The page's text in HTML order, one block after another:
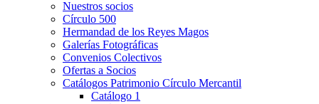
Nuestros socios
Círculo 500
Hermandad de los Reyes Magos
Galerías Fotográficas
Convenios Colectivos
Ofertas a Socios
Catálogos Patrimonio Círculo Mercantil
Catálogo 1